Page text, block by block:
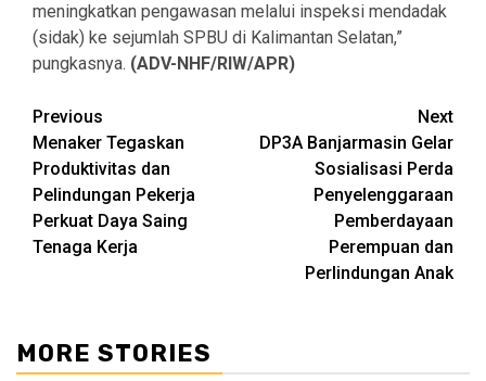
meningkatkan pengawasan melalui inspeksi mendadak
(sidak) ke sejumlah SPBU di Kalimantan Selatan,”
pungkasnya. (ADV-NHF/RIW/APR)
Continue
Reading
Previous
Menaker Tegaskan
Produktivitas dan
Pelindungan Pekerja
Perkuat Daya Saing
Tenaga Kerja
Next
DP3A Banjarmasin Gelar
Sosialisasi Perda
Penyelenggaraan
Pemberdayaan
Perempuan dan
Perlindungan Anak
MORE STORIES